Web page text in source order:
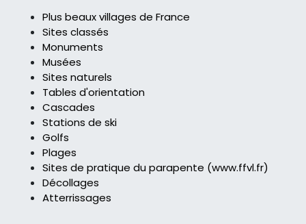
Plus beaux villages de France
Sites classés
Monuments
Musées
Sites naturels
Tables d'orientation
Cascades
Stations de ski
Golfs
Plages
Sites de pratique du parapente (www.ffvl.fr)
Décollages
Atterrissages